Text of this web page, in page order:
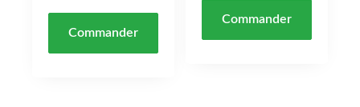
Commander
Commander